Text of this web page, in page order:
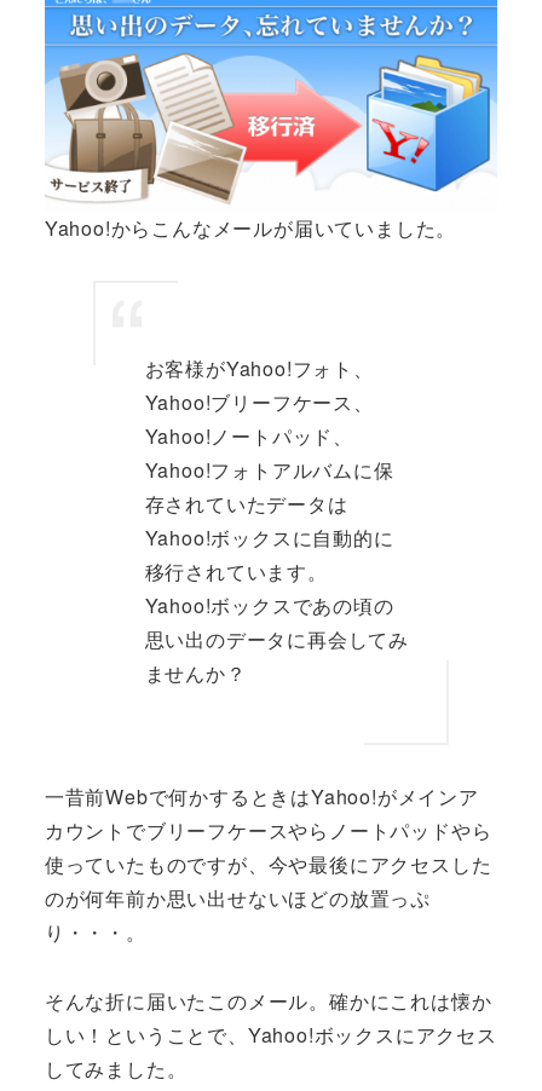
Yahoo!からこんなメールが届いていました。
お客様がYahoo!フォト、
Yahoo!ブリーフケース、
Yahoo!ノートパッド、
Yahoo!フォトアルバムに保
存されていたデータは
Yahoo!ボックスに自動的に
移行されています。
Yahoo!ボックスであの頃の
思い出のデータに再会してみ
ませんか？
一昔前Webで何かするときはYahoo!がメインア
カウントでブリーフケースやらノートパッドやら
使っていたものですが、今や最後にアクセスした
のが何年前か思い出せないほどの放置っぷ
り・・・。
そんな折に届いたこのメール。確かにこれは懐か
しい！ということで、Yahoo!ボックスにアクセス
してみました。